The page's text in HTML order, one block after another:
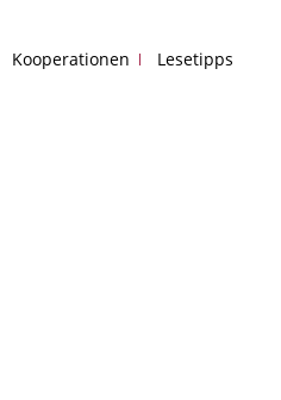
Kooperationen Lesetipps